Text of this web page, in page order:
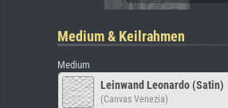
Medium & Keilrahmen
Medium
Leinwand Leonardo (Satin)
(Canvas Venezia)